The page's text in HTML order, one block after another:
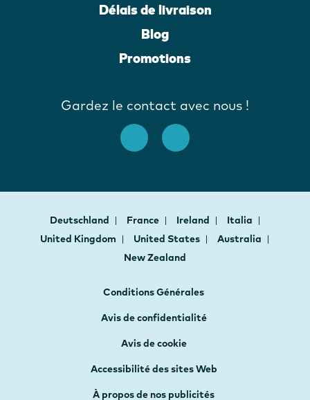
Délais de livraison
Blog
Promotions
Gardez le contact avec nous !
Deutschland France Ireland
Italia
United Kingdom
United States
Australia
New Zealand
Conditions Générales
Avis de confidentialité
Avis de cookie
Accessibilité des sites Web
À propos de nos publicités